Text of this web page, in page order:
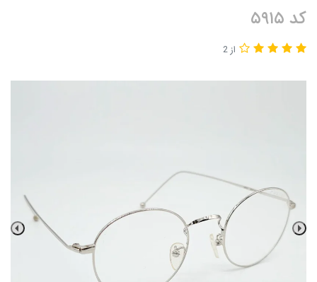
کد ۵۹۱۵
از 2